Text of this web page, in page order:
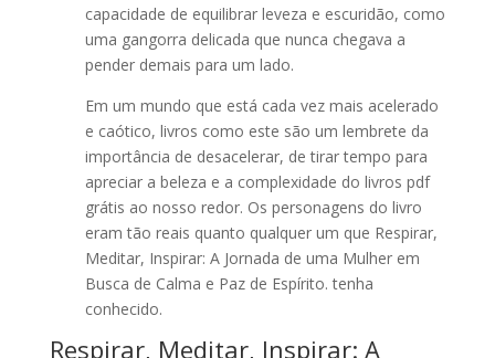
capacidade de equilibrar leveza e escuridão, como
uma gangorra delicada que nunca chegava a
pender demais para um lado.
Em um mundo que está cada vez mais acelerado
e caótico, livros como este são um lembrete da
importância de desacelerar, de tirar tempo para
apreciar a beleza e a complexidade do livros pdf
grátis ao nosso redor. Os personagens do livro
eram tão reais quanto qualquer um que Respirar,
Meditar, Inspirar: A Jornada de uma Mulher em
Busca de Calma e Paz de Espírito. tenha
conhecido.
Respirar, Meditar, Inspirar: A